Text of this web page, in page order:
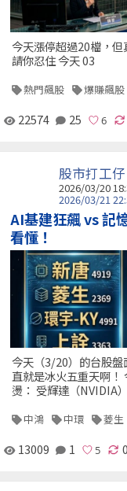
今天漲停超過20檔，
請你忍住 今天 03
熱門飆股 爆賺飆股
22574 25
股市打工仔
2026/03/20
2026/03/21
AI基建狂飆 vs 記
看懂！
今天（3/20）的台股盤
直就是冰火五重天啊！
燙： 受輝達（NVIDIA
中鴻 中環 菱生
13009 1 0